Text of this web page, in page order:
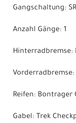
Gangschaltung:
Anzahl Gänge: 1
Hinterradbremse:
Reifen: Bontrager
Gabel: Trek